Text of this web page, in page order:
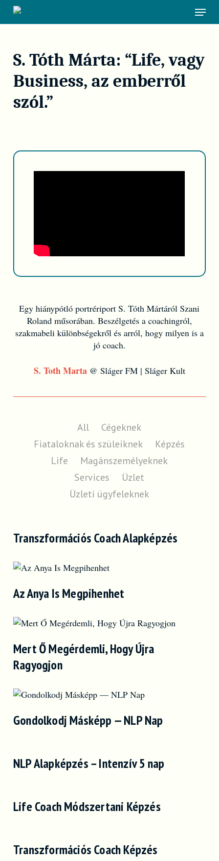
Skip
Menu
S. Tóth Márta: “Life, vagy
Business, az emberről
szól.”
Egy hiánypótló portrériport S. Tóth Mártáról Szani
Roland műsorában. Beszélgetés a coachingról,
szakmabeli különbségekről és arról, hogy milyen is a
jó coach.
S. Toth Marta@ Sláger FM | Sláger Kult
All
Cégeknek
Fiataloknak és szüleiknek
Képzés
Life
Magánszemélyeknek
Services
Üzlet
Üzleti ügyfeleknek
Transzformációs Coach Alapképzés
Az Anya Is Megpihenhet
Mert Ő Megérdemli, Hogy Újra
Ragyogjon
Gondolkodj Másképp — NLP Nap
NLP Alapképzés – Intenzív 5 nap
Life Coach Módszertani Képzés
Transzformációs Coach Képzés